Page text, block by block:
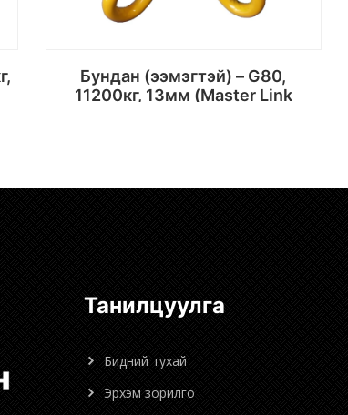
Бундан (ээмэгтэй) – G80,
11200кг, 13мм (Master Link
Танилцуулга
Бидний тухай
Эрхэм зорилго